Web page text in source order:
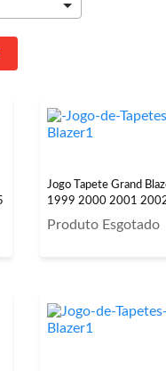
Jogo Tapete Grand
1999 2000 2001
Produto Esgotado